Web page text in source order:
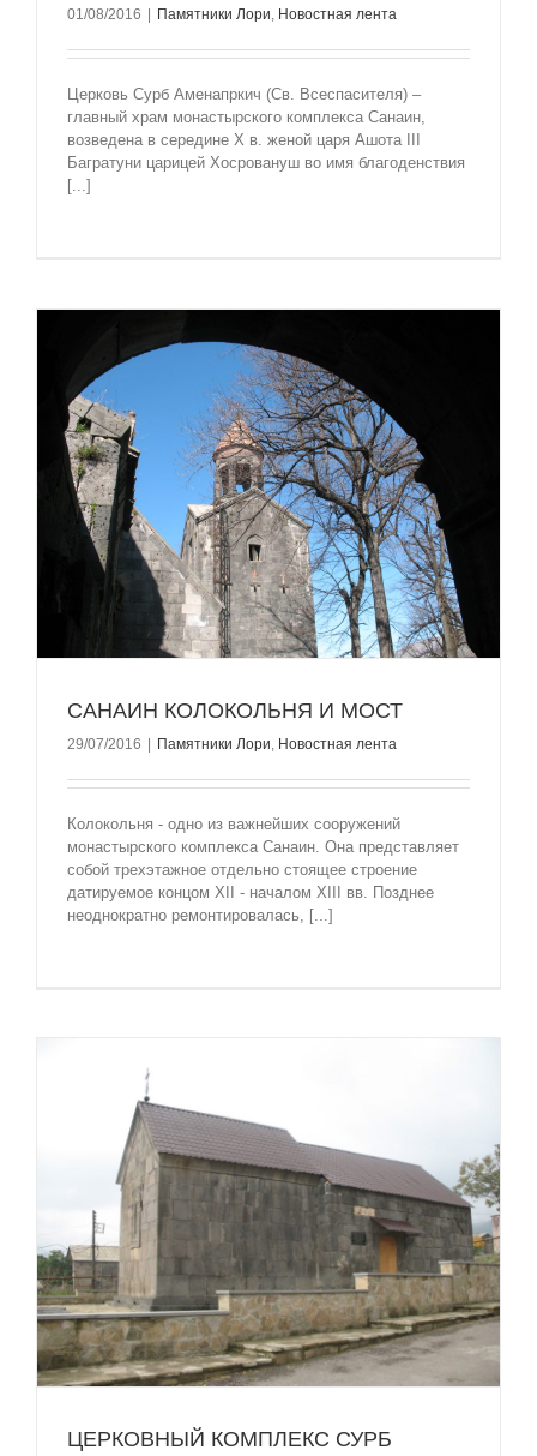
01/08/2016 Памятники Лори, Новостная лента
Церковь Сурб Аменапркич (Св. Всеспасителя) –
главный храм монастырского комплекса Санаин,
возведена в середине Х в. женой царя Ашота III
Багратуни царицей Хосровануш во имя благоденствия
[...]
САНАИН КОЛОКОЛЬНЯ И МОСТ
29/07/2016 Памятники Лори, Новостная лента
Колокольня - одно из важнейших сооружений
монастырского комплекса Санаин. Она представляет
собой трехэтажное отдельно стоящее строение
датируемое концом XII - началом XIII вв. Позднее
неоднократно ремонтировалась, [...]
ЦЕРКОВНЫЙ КОМПЛЕКС СУРБ